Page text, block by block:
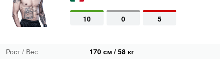
10 0 5
Рост / Вес 170 см / 58 кг